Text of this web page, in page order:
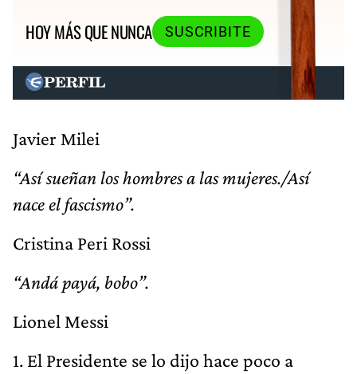
HOY MÁS QUE NUNCA
SUSCRIBITE
Javier Milei
“Así sueñan los hombres a las mujeres./Así
nace el fascismo”.
Cristina Peri Rossi
“Andá payá, bobo”.
Lionel Messi
1. El Presidente se lo dijo hace poco a